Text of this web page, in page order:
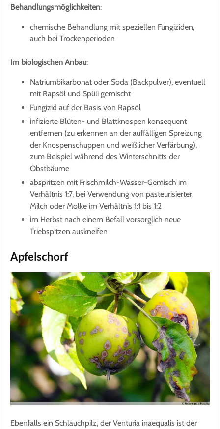
Behandlungsmöglichkeiten:
chemische Behandlung mit speziellen Fungiziden,
auch bei Trockenperioden
Im biologischen Anbau:
Natriumbikarbonat oder Soda (Backpulver), eventuell
mit Rapsöl und Spüli gemischt
Fungizid auf der Basis von Rapsöl
infizierte Blüten- und Blattknospen konsequent
entfernen (zu erkennen an der auffälligen Spreizung
der Knospenschuppen und weißlicher Verfärbung),
zum Beispiel während des Winterschnitts der
Obstbäume
abspritzen mit Frischmilch-Wasser-Gemisch im
Verhältnis 1:7, bei Verwendung von pasteurisierter
Milch oder Molke im Verhältnis 1:1 bis 1:2
im Herbst nach einem Befall vorsorglich neue
Triebspitzen auskneifen
Apfelschorf
Ebenfalls ein Schlauchpilz, der Venturia inaequalis ist der